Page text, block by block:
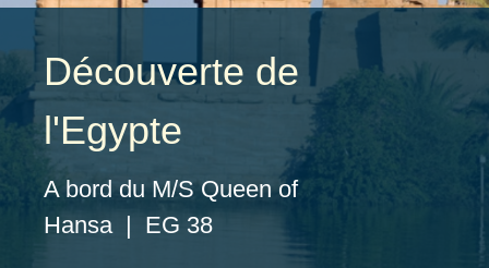
Découverte de
l'Egypte
A bord du M/S Queen of
Hansa | EG 38